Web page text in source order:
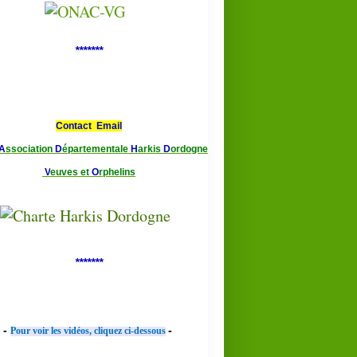
*******
Contact Email
ssociation Départementale Harkis Dordogne
Veuves et Orphelins
*******
- Pour voir les vidéos, cliquez ci-dessous -